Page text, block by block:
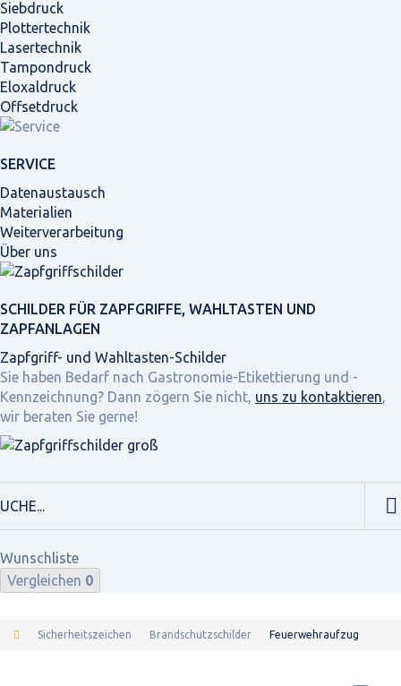
Siebdruck
Plottertechnik
Lasertechnik
Tampondruck
Eloxaldruck
Offsetdruck
SERVICE
Datenaustausch
Materialien
Weiterverarbeitung
Über uns
SCHILDER FÜR ZAPFGRIFFE, WAHLTASTEN UND
ZAPFANLAGEN
Zapfgriff- und Wahltasten-Schilder
Sie haben Bedarf nach Gastronomie-Etikettierung und -
Kennzeichnung? Dann zögern Sie nicht, uns zu kontaktieren,
wir beraten Sie gerne!
Wunschliste
Vergleichen 0
Sicherheitszeichen Brandschutzschilder Feuerwehraufzug